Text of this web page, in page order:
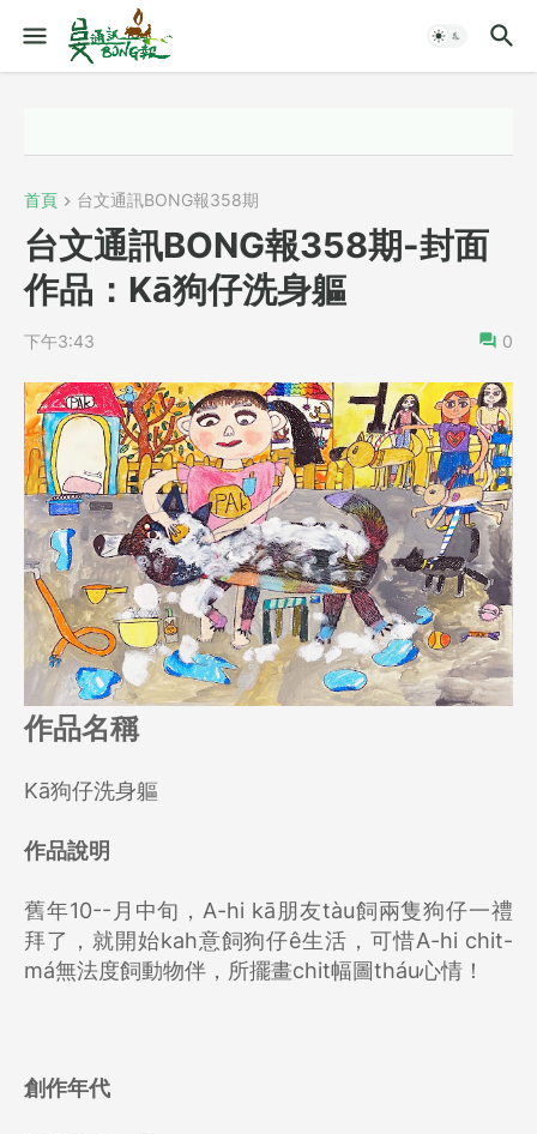
首頁 台文通訊BONG報358期
台文通訊BONG報358期-封面
作品：Kā狗仔洗身軀
下午3:43 0
作品名稱
Kā狗仔洗身軀
作品說明
舊年10--月中旬，A-hi kā朋友tàu飼兩隻狗仔一禮
拜了，就開始kah意飼狗仔ê生活，可惜A-hi chit-
má無法度飼動物伴，所擺畫chit幅圖tháu心情！
創作年代